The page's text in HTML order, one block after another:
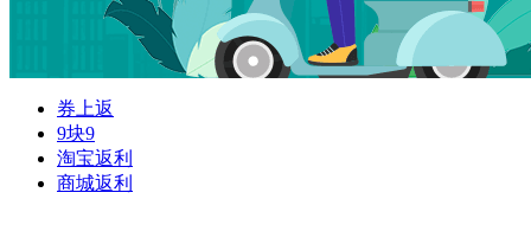
券上返
9块9
淘宝返利
商城返利